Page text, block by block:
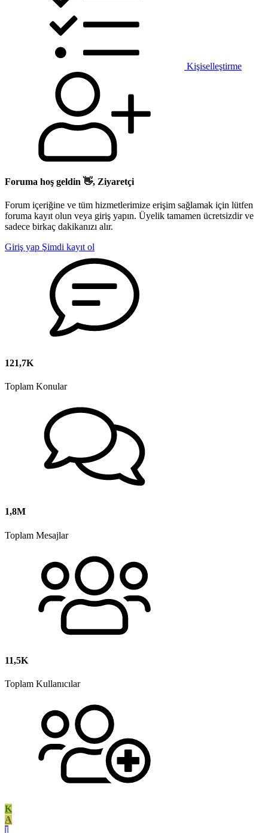
Kişiselleştirme
Foruma hoş geldin 👋, Ziyaretçi
Forum içeriğine ve tüm hizmetlerimize erişim sağlamak için lütfen
foruma kayıt olun veya giriş yapın. Üyelik tamamen ücretsizdir ve
sadece birkaç dakikanızı alır.
Giriş yap Şimdi kayıt ol
121,7K
Toplam Konular
1,8M
Toplam Mesajlar
11,5K
Toplam Kullanıcılar
K
A
I